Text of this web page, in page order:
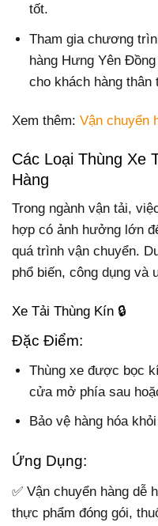
tốt.
Tham gia chương
hàng Hưng Yên
cho khách hàng thân
Xem thêm: Vận chuyển
Các Loại Thùng Xe
Hàng
Trong ngành vận tải,
hợp có ảnh hưởng lớn
quá trình vận chuyển.
phổ biến, công dụng và
Xe Tải Thùng Kín 🔒
Đặc Điểm:
Thùng xe được bọc
cửa mở phía sau
Bảo vệ hàng hóa
Ứng Dụng:
✅ Vận chuyển hàng dễ
thực phẩm đóng gói,